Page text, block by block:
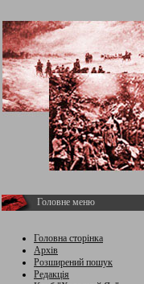
Головне меню
Головна сторінка
Архів
Розширений пошук
Редакція